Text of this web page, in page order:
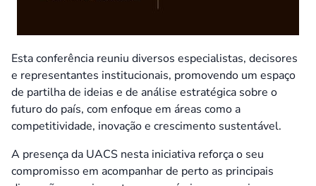
Esta conferência reuniu diversos especialistas, decisores
e representantes institucionais, promovendo um espaço
de partilha de ideias e de análise estratégica sobre o
futuro do país, com enfoque em áreas como a
competitividade, inovação e crescimento sustentável.
A presença da UACS nesta iniciativa reforça o seu
compromisso em acompanhar de perto as principais